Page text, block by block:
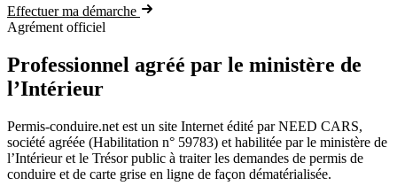
Effectuer ma démarche
Agrément officiel
Professionnel agréé par le ministère de
l’Intérieur
Permis-conduire.net est un site Internet édité par NEED CARS,
société agréée (Habilitation n° 59783) et habilitée par le ministère de
l’Intérieur et le Trésor public à traiter les demandes de permis de
conduire et de carte grise en ligne de façon dématérialisée.